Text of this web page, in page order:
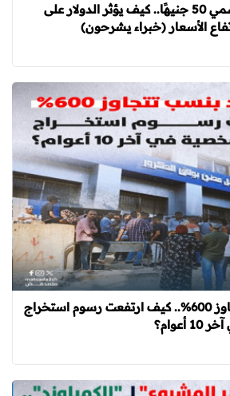
بعد تجاوز السعر الرسمي 50 جنيهًا.. كيف يؤثر الدولار على
الأسعار (خبراء يشرحون)
بعضها زاد بنسب تتجاوز 600%.. كيف ارتفعت رسوم استخراج